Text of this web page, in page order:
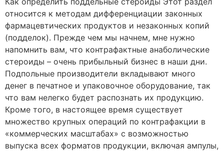
относится к методам дифференциации законных
фармацевтических продуктов и незаконных копий
(подделок). Прежде чем мы начнем, мне нужно
напомнить вам, что контрафактные анаболические
стероиды – очень прибыльный бизнес в наши дни.
Подпольные производители вкладывают много
денег в печатное и упаковочное оборудование, так
что вам нелегко будет распознать их продукцию.
Кроме того, в настоящее время существует
множество крупных операций по контрафакции в
«коммерческих масштабах» с возможностью
выпуска всех форматов продукции, включая ампулы,